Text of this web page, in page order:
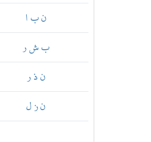
ن ب ا
ب ش ر
ن ذ ر
ن ز ل